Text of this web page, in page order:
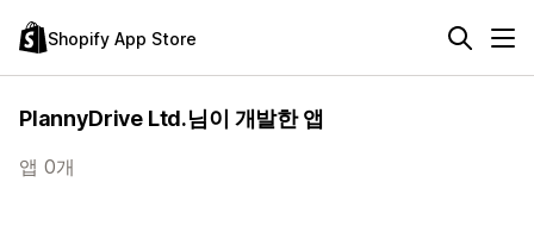
Shopify App Store
PlannyDrive Ltd.님이 개발한 앱
앱 0개